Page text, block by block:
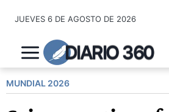
contenido
JUEVES 6 DE AGOSTO DE 2026
DIARIO 360
MUNDIAL 2026